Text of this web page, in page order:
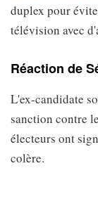
duplex pour
télévision avec
Réaction de
L'ex-candidate
sanction contre
électeurs ont
colère.